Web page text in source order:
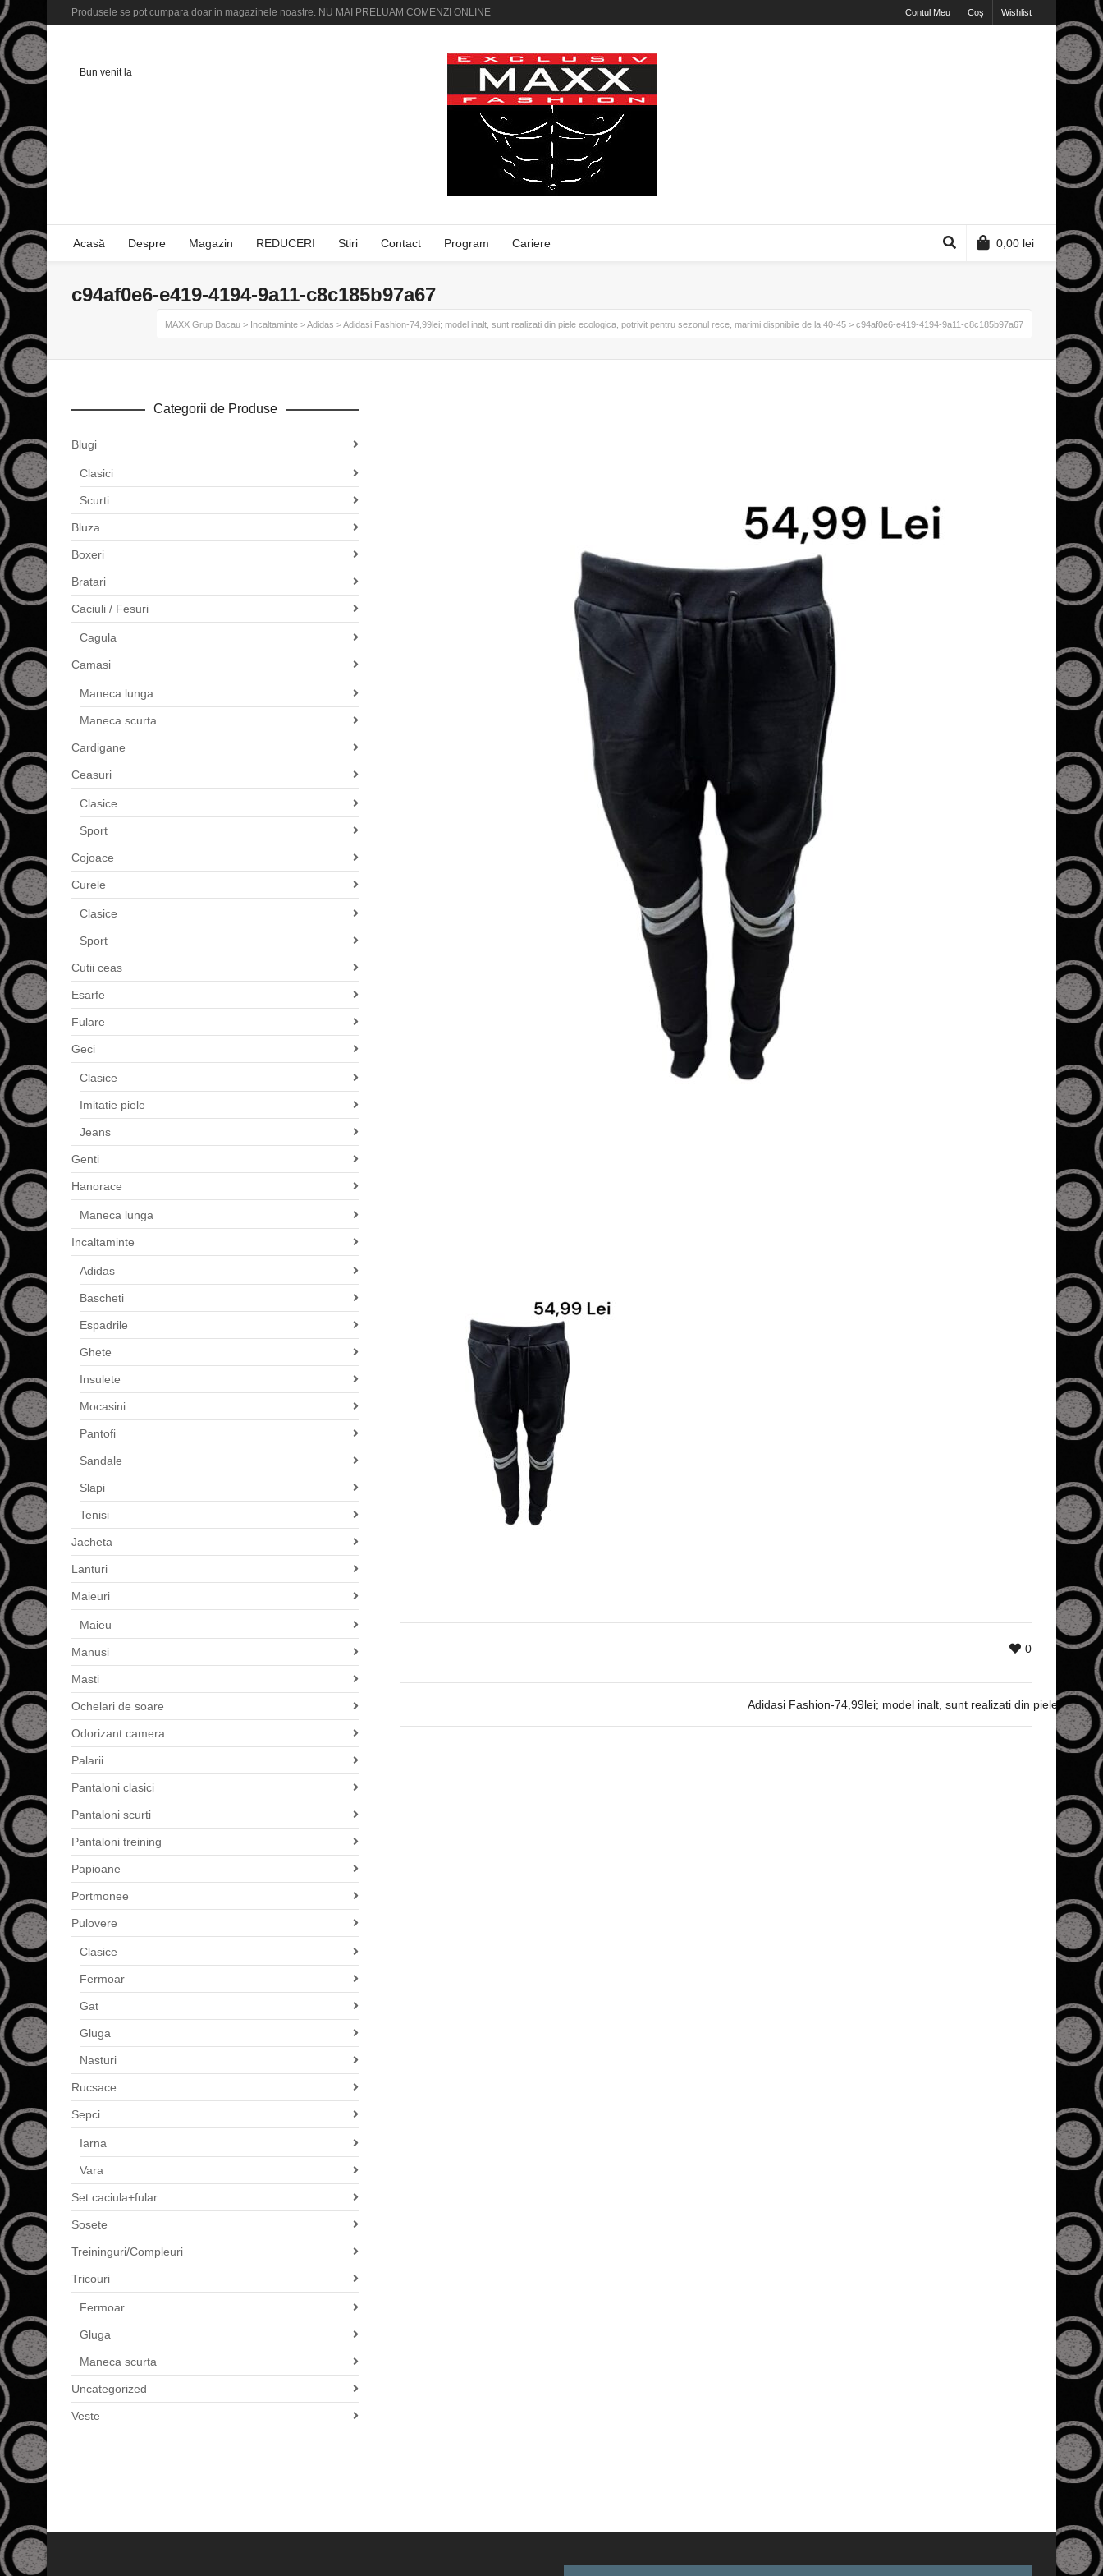
Produsele se pot cumpara doar in magazinele noastre. NU MAI PRELUAM COMENZI ONLINE Contul Meu Coș Wishlist
Bun venit la
Acasă Despre Magazin REDUCERI Stiri Contact Program Cariere 0,00 lei
c94af0e6-e419-4194-9a11-c8c185b97a67
MAXX Grup Bacau > Incaltaminte >Adidas >Adidasi Fashion-74,99lei; model inalt, sunt realizati din piele ecologica, potrivit pentru sezonul rece, marimi dispnibile de la 40-45 > c94af0e6-e419-4194-9a11-c8c185b97a67
0
Adidasi Fashion-74,99lei; model inalt, sunt realizati din piele
Categorii de Produse
Blugi
Clasici
Scurti
Bluza
Boxeri
Bratari
Caciuli / Fesuri
Cagula
Camasi
Maneca lunga
Maneca scurta
Cardigane
Ceasuri
Clasice
Sport
Cojoace
Curele
Clasice
Sport
Cutii ceas
Esarfe
Fulare
Geci
Clasice
Imitatie piele
Jeans
Genti
Hanorace
Maneca lunga
Incaltaminte
Adidas
Bascheti
Espadrile
Ghete
Insulete
Mocasini
Pantofi
Sandale
Slapi
Tenisi
Jacheta
Lanturi
Maieuri
Maieu
Manusi
Masti
Ochelari de soare
Odorizant camera
Palarii
Pantaloni clasici
Pantaloni scurti
Pantaloni treining
Papioane
Portmonee
Pulovere
Clasice
Fermoar
Gat
Gluga
Nasturi
Rucsace
Sepci
Iarna
Vara
Set caciula+fular
Sosete
Treininguri/Compleuri
Tricouri
Fermoar
Gluga
Maneca scurta
Uncategorized
Veste